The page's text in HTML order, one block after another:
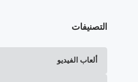
التصنيفات
ألعاب الفيديو